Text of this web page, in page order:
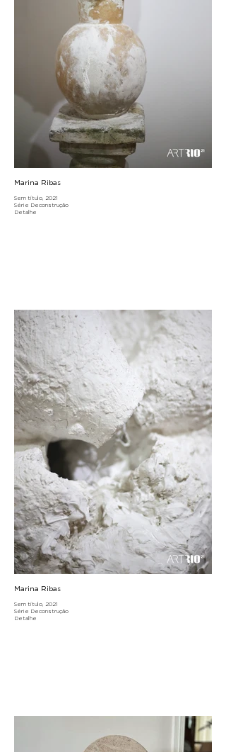
Marina Ribas
Sem título, 2021
Série Deconstrução
Detalhe
Marina Ribas
Sem título, 2021
Série Deconstrução
Detalhe